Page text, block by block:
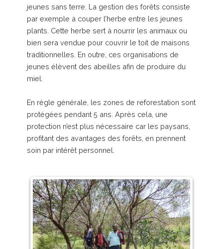
jeunes sans terre. La gestion des forêts consiste
par exemple à couper l’herbe entre les jeunes
plants. Cette herbe sert à nourrir les animaux ou
bien sera vendue pour couvrir le toit de maisons
traditionnelles. En outre, ces organisations de
jeunes élèvent des abeilles afin de produire du
miel.
En règle générale, les zones de reforestation sont
protégées pendant 5 ans. Après cela, une
protection n’est plus nécessaire car les paysans,
profitant des avantages des forêts, en prennent
soin par intérêt personnel.